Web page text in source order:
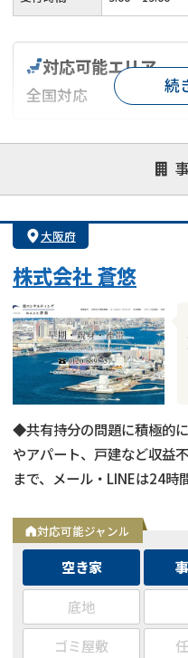
対応可能エリア
全国対応
対応が親身 オン
1億円
続
大阪府
株式会社 蒼悠
◆共有持分の問題に積極的
やアパート、戸建など収益
まで、メール・LINEは24
対応可能ジャンル
空き家
底地
ゴミ屋敷